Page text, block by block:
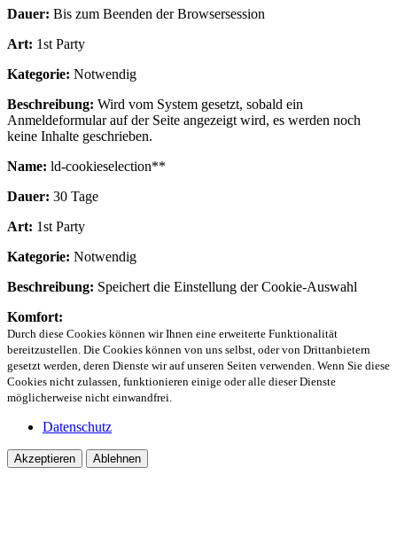
Dauer: Bis zum Beenden der Browsersession
Art: 1st Party
Kategorie: Notwendig
Beschreibung: Wird vom System gesetzt, sobald ein
Anmeldeformular auf der Seite angezeigt wird, es werden noch
keine Inhalte geschrieben.
Name: ld-cookieselection**
Dauer: 30 Tage
Art: 1st Party
Kategorie: Notwendig
Beschreibung: Speichert die Einstellung der Cookie-Auswahl
Komfort:
Durch diese Cookies können wir Ihnen eine erweiterte Funktionalität
bereitzustellen. Die Cookies können von uns selbst, oder von Drittanbietern
gesetzt werden, deren Dienste wir auf unseren Seiten verwenden. Wenn Sie diese
Cookies nicht zulassen, funktionieren einige oder alle dieser Dienste
möglicherweise nicht einwandfrei.
Datenschutz
Akzeptieren Ablehnen